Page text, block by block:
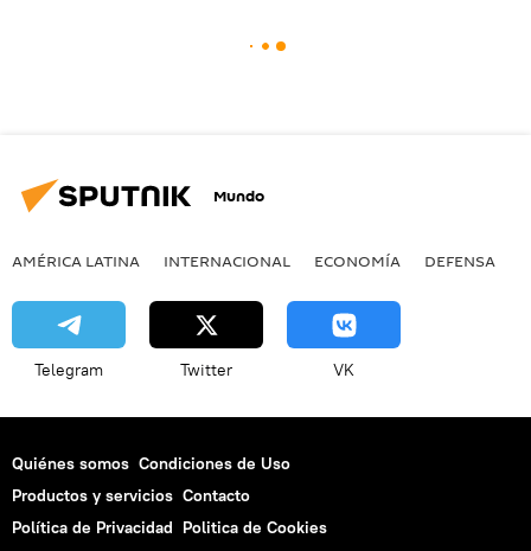
Mundo
AMÉRICA LATINA INTERNACIONAL ECONOMÍA DEFENSA
Telegram Twitter VK
Quiénes somos Condiciones de Uso
Productos y servicios Contacto
Política de Privacidad Politica de Cookies